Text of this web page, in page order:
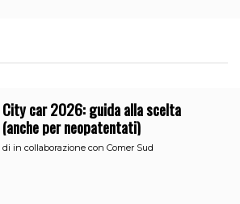
City car 2026: guida alla scelta
(anche per neopatentati)
di in collaborazione con Comer Sud